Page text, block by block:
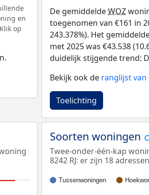
en
op
De gemiddeldeWOZ
toegenomen van €161 in
243.378%). Het
met 2025 was €43.538
duidelijk stijgende trend:
Bekijk ook de ranglijst
Toelichting
Soorten woningen
Twee-onder-één-kap
8242 RJ: er zijn 18
Tussenwoningen